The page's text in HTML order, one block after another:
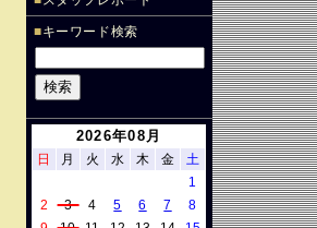
■キーワード検索
2026年08月
日 月 火 水 木 金
土
1
2
3 4 5 6 7
8